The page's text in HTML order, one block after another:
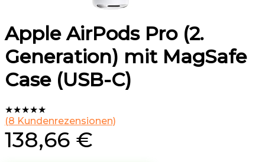
Apple AirPods Pro (2.
Generation) mit MagSafe
Case (USB-C) ​​​​​​​
★★★★★
(8 Kundenrezensionen)
138,66 €